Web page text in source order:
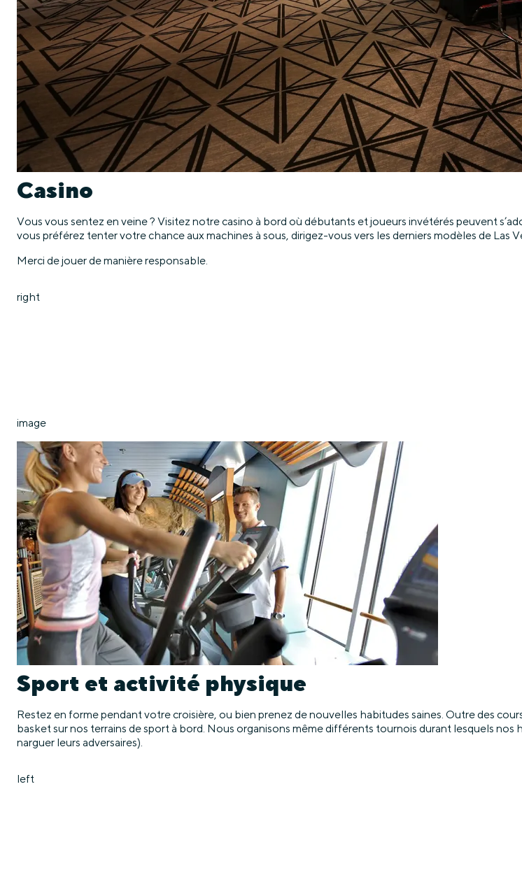
Casino
Vous vous sentez en veine ? Visitez notre casino à bord où débutants et joueurs invétérés peuvent
vous préférez tenter votre chance aux machines à sous, dirigez-vous vers les derniers modèles de Las
Merci de jouer de manière responsable.
right
image
Sport et activité physique
Restez en forme pendant votre croisière, ou bien prenez de nouvelles habitudes saines. Outre des
basket sur nos terrains de sport à bord. Nous organisons même différents tournois durant lesquels
narguer leurs adversaires).
left